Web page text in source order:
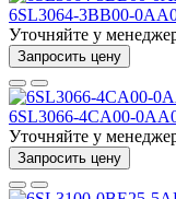
6SL3064-3BB00-
Уточняйте у
Запросить цену
6SL3066-4CA00-
Уточняйте у
Запросить цену